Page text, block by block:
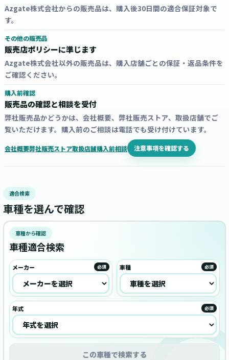
Azgate株式会社からの販売品は、購入後30日間の適合保証対象で
す。
その他の販売品
販売店ポリシーに準じます
Azgate株式会社以外の販売品は、購入店舗ごとの保証・返品条件を
ご確認ください。
購入前確認
販売品の確認と相談を受付
弊社販売品かどうかは、会社概要、弊社販売ストア、取扱店舗でご
覧いただけます。購入前のご相談は電話でも受け付けています。
会社概要弊社販売ストア取扱店舗購入前相談 注意事項を確認する
適合検索
車種を選んで確認
車種から確認
車種適合検索
メーカー 必須 車種 必須
年式 必須
この車種で検索する